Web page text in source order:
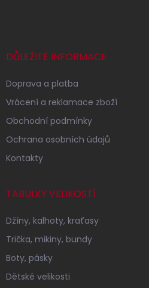
DŮLEŽITÉ INFORMACE
Doprava a platba
Vrácení a reklamace zboží
Obchodní podmínky
Ochrana osobních údajů
Kontakty
TABULKY VELIKOSTÍ
Džíny, kalhoty, kraťasy
Trička, mikiny, bundy
Boty, pásky
Dětské velikosti